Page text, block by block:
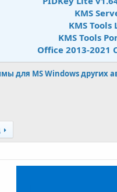
KMS
KMS Tools
KMS Tools
Office 2013-2021